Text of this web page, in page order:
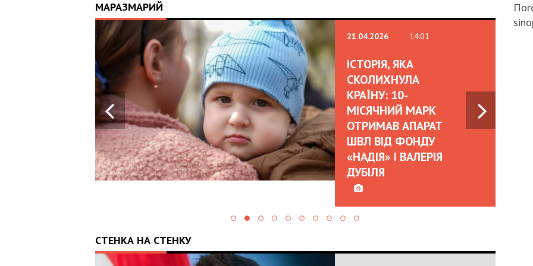
МАРАЗМАРИЙ
21.04.2026 14:01
ІСТОРІЯ, ЯКА
СКОЛИХНУЛА
КРАЇНУ: 10-
МІСЯЧНИЙ МАРК
ОТРИМАВ АПАРАТ
ШВЛ ВІД ФОНДУ
«НАДІЯ» І ВАЛЕРІЯ
ДУБІЛЯ
СТЕНКА НА СТЕНКУ